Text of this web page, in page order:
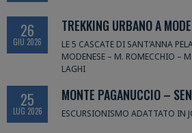
TREKKING URBANO A
26
GIU 2026
LE 5 CASCATE DI SANT’ANNA
MODENESE – M. ROMECCHIO –
LAGHI
MONTE PAGANUCCIO –
25
LUG 2026 ESCURSIONISMO ADATTATO IN